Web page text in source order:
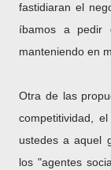
fastidiaran el
íbamos a pedir
manteniendo en
Otra de las
competitividad,
ustedes a aquel
los "agentes